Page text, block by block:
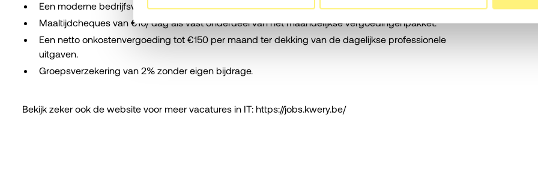
Een moderne bedrijfswagen inclusief een laadkaart voor onbezorgd zakelijk en privévervoer.
Maaltijdcheques van €10/ dag als vast onderdeel van het maandelijkse vergoedingenpakket.
Een netto onkostenvergoeding tot €150 per maand ter dekking van de dagelijkse professionele
uitgaven.
Groepsverzekering van 2% zonder eigen bijdrage.
Bekijk zeker ook de website voor meer vacatures in IT: https://jobs.kwery.be/